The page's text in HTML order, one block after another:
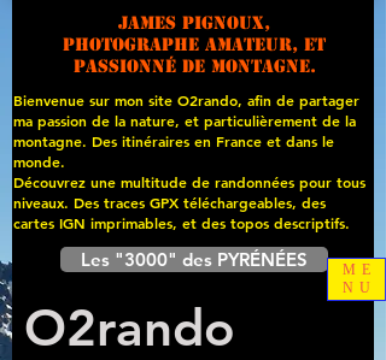
James PIGNOUX,
photographe amateur, et
passionné de montagne.
Bienvenue sur mon site O2rando, afin de partager
ma passion de la nature, et particulièrement de la
montagne. Des itinéraires en France et dans le
monde.
Découvrez une multitude de randonnées pour tous
niveaux. Des traces GPX téléchargeables, des
cartes IGN imprimables, et des topos descriptifs.
Les "3000" des PYRÉNÉES
O2rando
ME
NU